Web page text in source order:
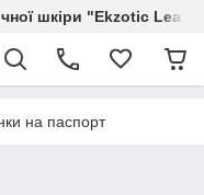
шкіри "Ekzotic
на паспорт